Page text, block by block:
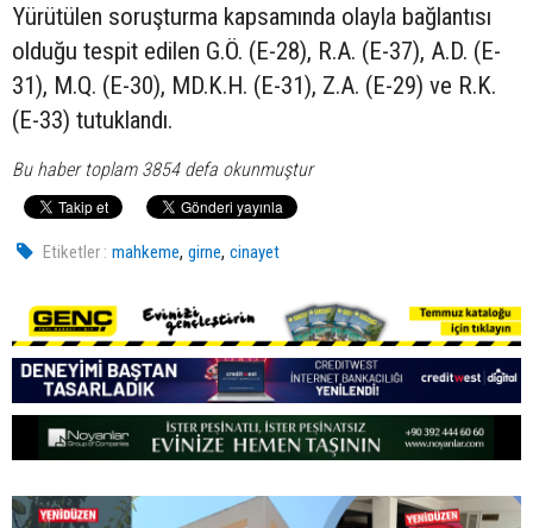
Yürütülen soruşturma kapsamında olayla bağlantısı
olduğu tespit edilen G.Ö. (E-28), R.A. (E-37), A.D. (E-
31), M.Q. (E-30), MD.K.H. (E-31), Z.A. (E-29) ve R.K.
(E-33) tutuklandı.
Bu haber toplam 3854 defa okunmuştur
Etiketler : mahkeme,girne,cinayet